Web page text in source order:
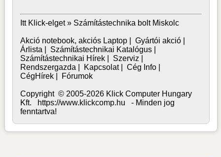
Itt Klick-elget » Számítástechnika bolt Miskolc
Akció notebook, akciós Laptop| Gyártói akció|
Árlista
Számítástechnikai Katalógus|
Számítástechnikai Hírek| Szerviz
Rendszergazda
Kapcsolat| Cég Info|
CégHírek| Fórumok
Copyright © 2005-2026 Klick Computer Hungary
Kft. https://www.klickcomp.hu - Minden jog
fenntartva!